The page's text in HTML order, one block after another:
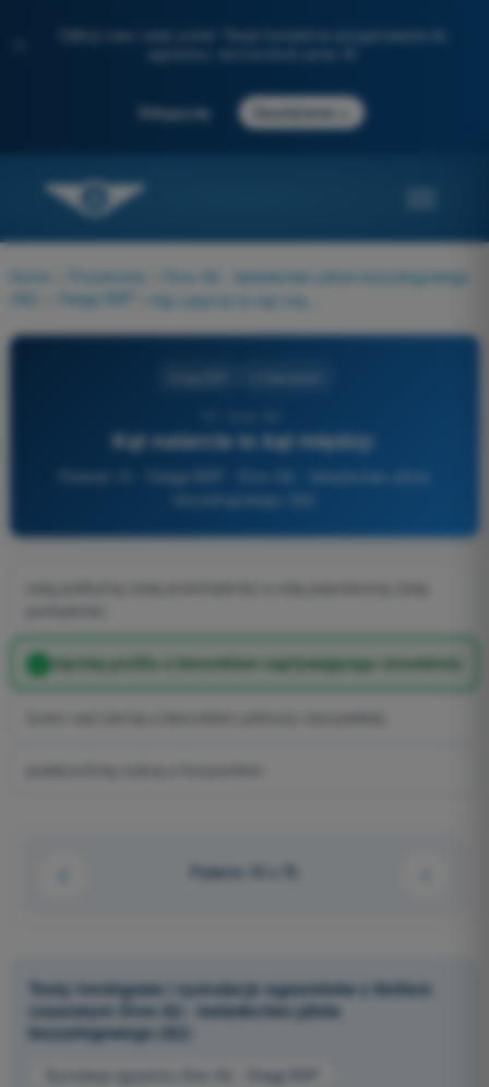
Odkryj nasz nowy portal: Twoje kompletne przygotowanie do
Zaloguj się Zacznij teraz
Home Przedmioty
Dron A2 - świadectwo pilota bezzałogowego
Osiągi BSP
Kąt natarcia to kąt między:
Pytanie 10 - Osiągi BSP - Dron A2 - świadectwo pilota
cięciwą profilu a kierunkiem napływającego strumienia
Pytanie 10 z 72
Testy treningowe i symulacje egzaminów z limitem
czasowym Dron A2 - świadectwo pilota
bezzałogowego (A2)
Symulacja egzaminu Dron A2 - Osiągi BSP